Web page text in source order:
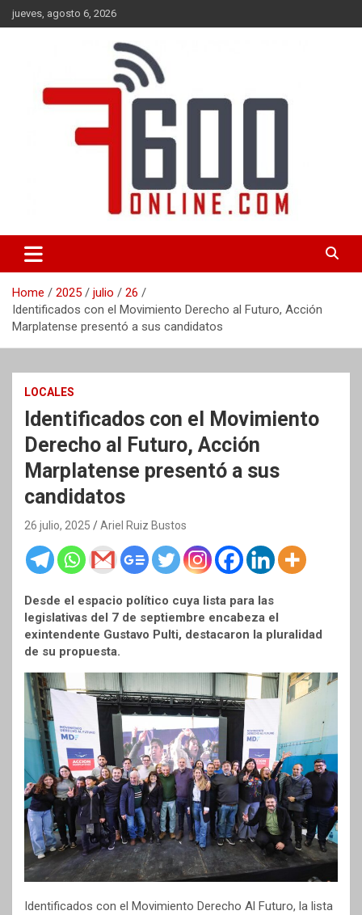
Skip
to
jueves, agosto 6, 2026
7600 online
nacional e internacional, deportiva y cultural.
Home 2025 julio
26
Identificados con el Movimiento Derecho al Futuro, Acción
Marplatense presentó a sus candidatos
LOCALES
Identificados con el Movimiento
Derecho al Futuro, Acción
Marplatense presentó a sus
candidatos
26 julio, 2025 Ariel Ruiz Bustos
Desde el espacio político cuya lista para las
legislativas del 7 de septiembre encabeza el
exintendente Gustavo Pulti, destacaron la pluralidad
de su propuesta.
Identificados con el Movimiento Derecho Al Futuro, la lista